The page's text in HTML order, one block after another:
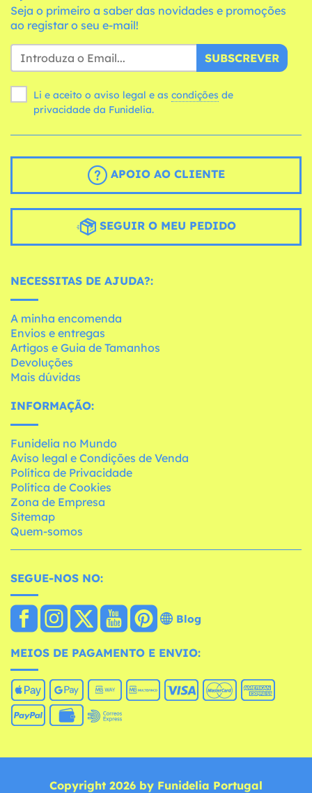
Seja o primeiro a saber das novidades e promoções
ao registar o seu e-mail!
SUBSCREVER
Li e aceito o aviso legal e as condições
privacidade da Funidelia.
APOIO AO CLIENTE
SEGUIR O MEU PEDIDO
NECESSITAS DE AJUDA?:
A minha encomenda
Envios e entregas
Artigos e Guia de Tamanhos
Devoluções
Mais dúvidas
INFORMAÇÃO:
Funidelia no Mundo
Aviso legal e Condições de Venda
Política de Privacidade
Política de Cookies
Zona de Empresa
Sitemap
Quem-somos
SEGUE-NOS NO:
Blog
MEIOS DE PAGAMENTO E ENVIO:
Copyright 2026 by Funidelia Portugal